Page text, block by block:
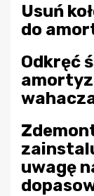
Usuń
do
Odkręć
uwagę